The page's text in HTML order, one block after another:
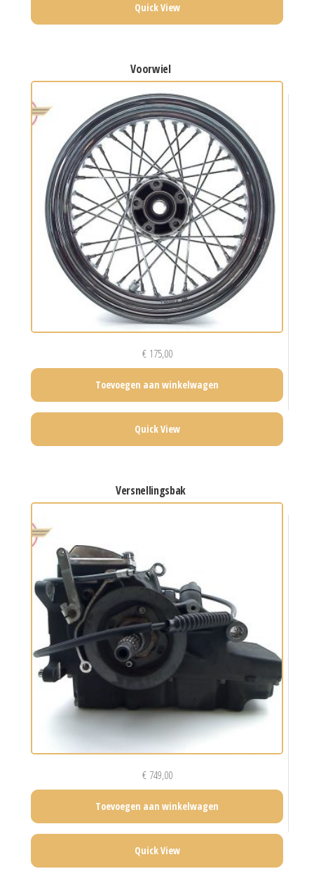
Quick View
voorwiel
€175,00
Toevoegen aan winkelwagen
Quick View
versnellingsbak
€749,00
Toevoegen aan winkelwagen
Quick View